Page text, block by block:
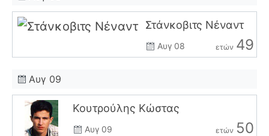
Στάνκοβιτς Νέναντ
Αυγ 08 ετών 49
Αυγ 09
Κουτρούλης Κώστας
Αυγ 09 ετών 50